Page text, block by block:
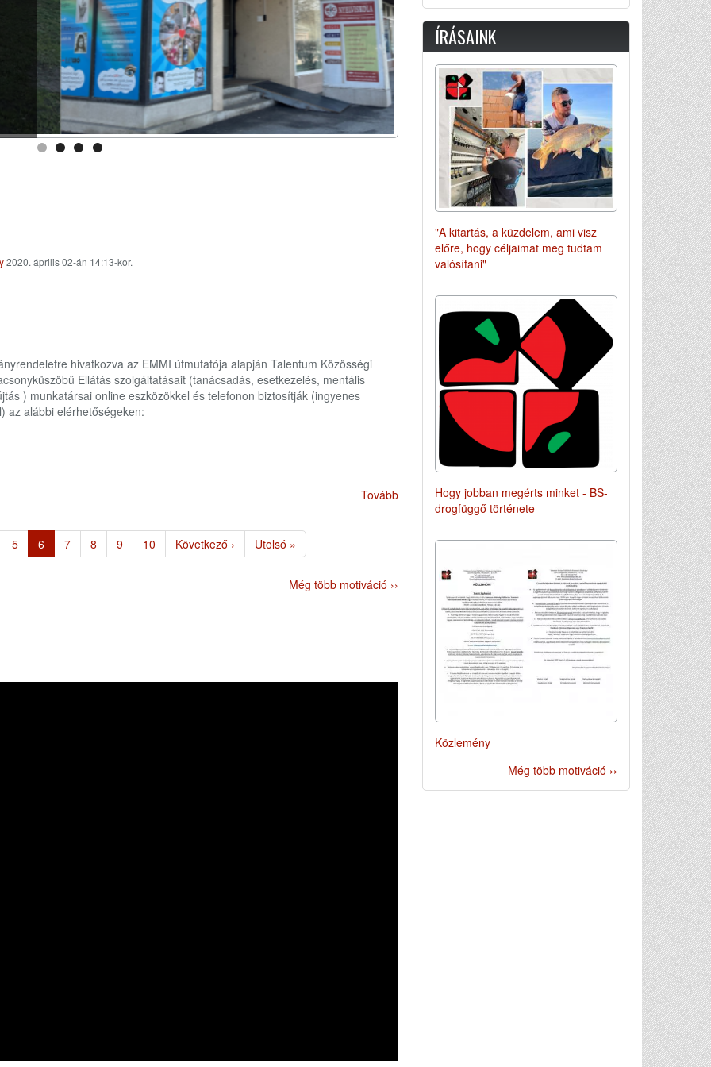
2020. április 02-án 14:13-kor.
hivatkozva az EMMI útmutatója alapján Talentum Közösségi
Ellátás szolgáltatásait (tanácsadás, esetkezelés, mentális
) munkatársai online eszközökkel és telefonon biztosítják (ingyenes
az alábbi elérhetőségeken:
Tovább
Page
5
Jelenlegi
oldal
6 Page
7 Page
8 Page
9 Page
10
Következő
oldal
Következő ›
Utolsó
oldal
Utolsó »
Még több motiváció ››
ÍRÁSAINK
"A kitartás, a küzdelem, ami visz
előre, hogy céljaimat meg tudtam
valósítani"
Hogy jobban megérts minket - BS-
drogfüggő története
Közlemény
Még több motiváció ››